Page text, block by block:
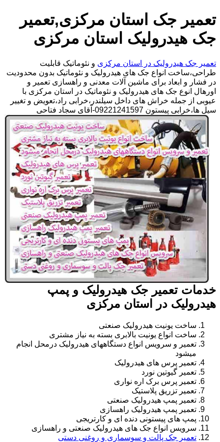
تعمیر جک استان مرکزی,تعمیر
جک هیدرولیک استان مرکزی
تعمیر جک هیدرولیک در استان مرکزی و نئوماتیک قابلیت
طراحی،ساخت انواع جک های هیدرولیک و نئوماتیک بدون محدودیت
در فشار و ابعاد برای ماشین آلات معدنی و راهسازی تعمیر و
اورهال انوع جک های هیدرولیک و نئوماتیک در استان مرکزی با
عیوبی از جمله خراش های داخل سیلندر،خرابی راد،تعویض و تغییر
سیل ها،خرابی پیستون 09221241597-آقای سجاد فتاحی
خدمات تعمیر جک هیدرولیک و پمپ
هیدرولیک در استان مرکزی
ساخت یونیت هیدرولیک صنعتی
ساخت انواع یونیت بالابری بسته به نیاز مشتری
تعمیر و سرویس انواع دستگاههای هیدرولیک درمحل انجام
میشود
تعمیر پرس های هیدرولیک
تعمیر گیوتین نورد
تعمیر پرس برک اره نواری
تعمیر تزریق پلاستیک
تعمیر پمپ هیدرولیک صنعتی
تعمیر پمپ هیدرولیک راهسازی
پمپ های پیستونی دنده ای و کارتریجی
سرویس انواع جک های هیدرولیک صنعتی و راهسازی
تعمیر جک پالت و سوسماری و روغنی دستی